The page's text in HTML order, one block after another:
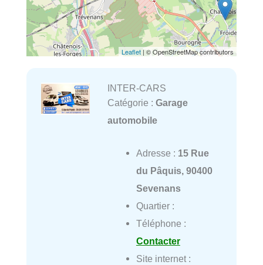
Leaflet | © OpenStreetMap contributors
INTER-CARS
Catégorie : Garage
automobile
Adresse : 15 Rue
du Pâquis, 90400
Sevenans
Quartier :
Téléphone :
Contacter
Site internet :